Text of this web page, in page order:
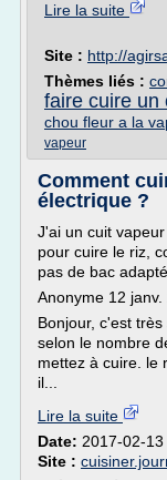
Lire la suite
Site : http://
Thèmes liés :
faire cuire un
chou fleur a la
vapeur
Comment
électrique ?
J'ai un cuit
pour cuire le riz,
pas de bac
Anonyme 12
Bonjour, c'est
selon le nombre
mettez à cuire. le
il...
Lire la suite
Date: 2017-02-
Site :